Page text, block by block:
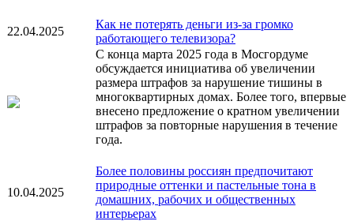
22.04.2025
Как не потерять деньги из-за громко
работающего телевизора?
С конца марта 2025 года в Мосгордуме
обсуждается инициатива об увеличении
размера штрафов за нарушение тишины в
многоквартирных домах. Более того, впервые
внесено предложение о кратном увеличении
штрафов за повторные нарушения в течение
года.
10.04.2025
Более половины россиян предпочитают
природные оттенки и пастельные тона в
домашних, рабочих и общественных
интерьерах